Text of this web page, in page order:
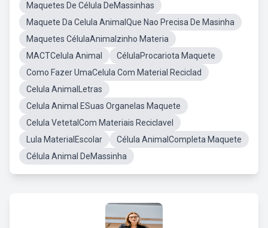
Maquetes De Célula DeMassinhas
Maquete Da Celula AnimalQue Nao Precisa De Masinha
Maquetes CélulaAnimalzinho Materia
MACTCelula Animal
CélulaProcariota Maquete
Como Fazer UmaCelula Com Material Reciclad
Celula AnimalLetras
Celula Animal ESuas Organelas Maquete
Celula VetetalCom Materiais Reciclavel
Lula MaterialEscolar
Célula AnimalCompleta Maquete
Célula Animal DeMassinha